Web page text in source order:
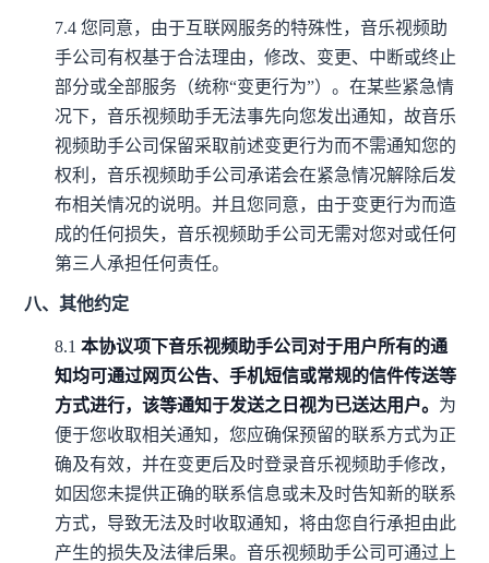
7.4您同意，由于互联网服务的特殊性，音乐视频助
手公司有权基于合法理由，修改、变更、中断或终止
部分或全部服务（统称“变更行为”）。在某些紧急情
况下，音乐视频助手无法事先向您发出通知，故音乐
视频助手公司保留采取前述变更行为而不需通知您的
权利，音乐视频助手公司承诺会在紧急情况解除后发
布相关情况的说明。并且您同意，由于变更行为而造
成的任何损失，音乐视频助手公司无需对您对或任何
第三人承担任何责任。
八、其他约定
8.1本协议项下音乐视频助手公司对于用户所有的通
知均可通过网页公告、手机短信或常规的信件传送等
方式进行，该等通知于发送之日视为已送达用户。 为
便于您收取相关通知，您应确保预留的联系方式为正
确及有效，并在变更后及时登录音乐视频助手修改，
如因您未提供正确的联系信息或未及时告知新的联系
方式，导致无法及时收取通知，将由您自行承担由此
产生的损失及法律后果。音乐视频助手公司可通过上